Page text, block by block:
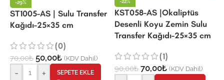
-29%
ST1005-AS | Sulu Transfer
Kağıdı-25×35 cm
(0)
70,00₺ 50,00₺ (KDV Dahil)
- + SEPETE EKLE
-22%
KST058-AS |Okaliptüs
Desenli Koyu Zemin Sulu
Transfer Kağıdı-25×35 cm
(1)
90,00₺ 70,00₺ (KDV Dahil)